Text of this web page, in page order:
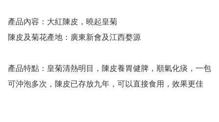
產品內容：大紅陳皮，曉起皇菊
陳皮及菊花產地：廣東新會及江西婺源
產品特點：皇菊清熱明目，陳皮養胃健脾，順氣化痰，一包
可沖泡多次，陳皮已存放九年，可以直接食用，效果更佳